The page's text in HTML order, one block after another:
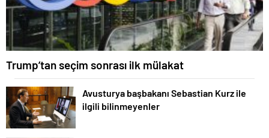
Trump’tan seçim sonrası ilk mülakat
Avusturya başbakanı Sebastian Kurz ile
ilgili bilinmeyenler